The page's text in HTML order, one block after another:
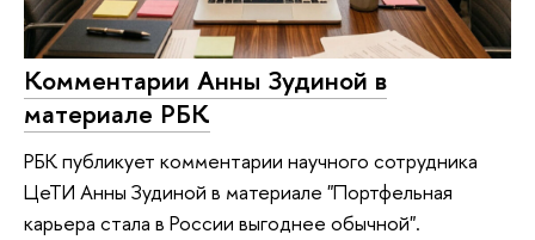
Комментарии Анны Зудиной в
материале РБК
РБК публикует комментарии научного сотрудника
ЦеТИ Анны Зудиной в материале "Портфельная
карьера стала в России выгоднее обычной".